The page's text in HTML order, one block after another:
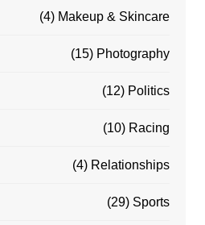
Makeup & Skincare
(4)
Photography
(15)
Politics
(12)
Racing
(10)
Relationships
(4)
Sports
(29)